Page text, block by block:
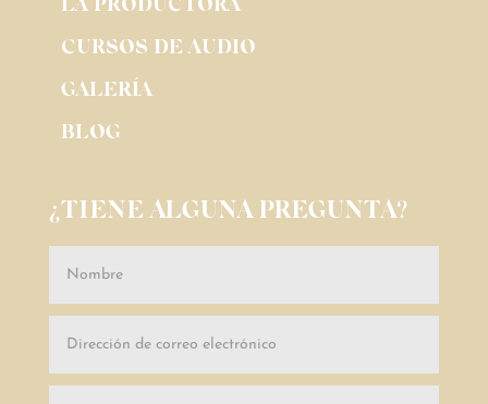
LA PRODUCTORA
CURSOS DE AUDIO
GALERÍA
BLOG
¿TIENE ALGUNA PREGUNTA?